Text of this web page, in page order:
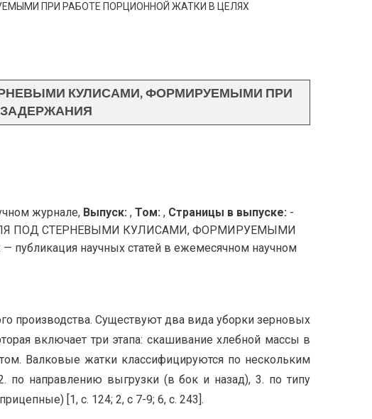
ПРИ РАБОТЕ ПОРЦИОННОЙ ЖАТКИ В ЦЕЛЯХ
КУЛИСАМИ, ФОРМИРУЕМЫМИ ПРИ
журнале, Выпуск: , Том: , Страницы в выпуске: -
ПОД СТЕРНЕВЫМИ КУЛИСАМИ, ФОРМИРУЕМЫМИ
научных статей в ежемесячном научном
производства. Существуют два вида уборки зерновых
включает три этапа: скашивание хлебной массы в
Валковые жатки классифицируются по нескольким
по направлению выгрузки (в бок и назад), 3. по типу
[1, с. 124; 2, с 7-9; 6, с. 243].